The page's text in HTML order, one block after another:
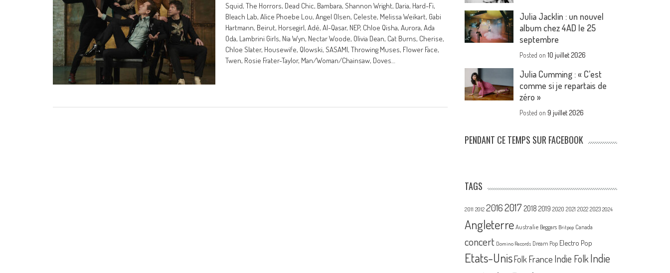
Squid, The Horrors, Dead Chic, Bambara, Shannon Wright, Daria, Hard-Fi,
Bleach Lab, Alice Phoebe Lou, Angel Olsen, Celeste, Melissa Weikart, Gabi
Hartmann, Beirut, Horsegirl, Adé, Al-Qasar, NEP, Chloe Qisha, Aurora, Ada
Oda, Lambrini Girls, Nia Wyn, Nectar Woode, Olivia Dean, Cat Burns, Cherise,
Chloe Slater, Housewife, Qlowski, SASAMI, Throwing Muses, Flower Face,
Twen, Rosie Frater-Taylor, Man/Woman/Chainsaw, Doves…
Julia Jacklin : un nouvel
album chez 4AD le 25
septembre
Posted on10 juillet 2026
Julia Cumming : « C’est
comme si je repartais de
zéro »
Posted on9 juillet 2026
PENDANT CE TEMPS SUR FACEBOOK
TAGS
2011 2012 20162017 2018 2019 2020 2021 2022 2023 2024
Angleterre Australie Beggars Britpop Canada
concert Domino Records Dream Pop Electro Pop
Etats-UnisFolk France Indie FolkIndie